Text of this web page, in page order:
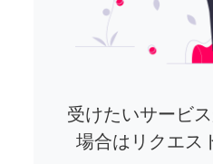
受けたいサービ
場合はリクエス